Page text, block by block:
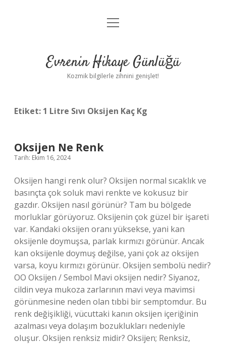
Anasayfa
Yasal Uyarı
menüyü
Evrenin Hikaye Günlüğü
Kozmik bilgilerle zihnini genişlet!
Etiket: 1 Litre Sıvı Oksijen Kaç Kg
Oksijen Ne Renk
Tarih: Ekim 16, 2024
Oksijen hangi renk olur? Oksijen normal sıcaklık ve
basınçta çok soluk mavi renkte ve kokusuz bir
gazdır. Oksijen nasıl görünür? Tam bu bölgede
morluklar görüyoruz. Oksijenin çok güzel bir işareti
var. Kandaki oksijen oranı yüksekse, yani kan
oksijenle doymuşsa, parlak kırmızı görünür. Ancak
kan oksijenle doymuş değilse, yani çok az oksijen
varsa, koyu kırmızı görünür. Oksijen sembolü nedir?
OO Oksijen / Sembol Mavi oksijen nedir? Siyanoz,
cildin veya mukoza zarlarının mavi veya mavimsi
görünmesine neden olan tıbbi bir semptomdur. Bu
renk değişikliği, vücuttaki kanın oksijen içeriğinin
azalması veya dolaşım bozuklukları nedeniyle
oluşur. Oksijen renksiz midir? Oksijen; Renksiz,